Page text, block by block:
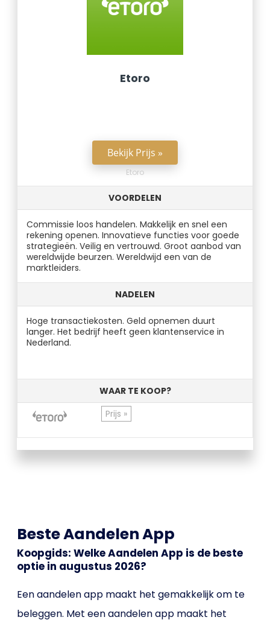
Etoro
Bekijk Prijs »
Etoro
VOORDELEN
Commissie loos handelen. Makkelijk en snel een
rekening openen. Innovatieve functies voor goede
strategieën. Veilig en vertrouwd. Groot aanbod van
wereldwijde beurzen. Wereldwijd een van de
marktleiders.
NADELEN
Hoge transactiekosten. Geld opnemen duurt
langer. Het bedrijf heeft geen klantenservice in
Nederland.
WAAR TE KOOP?
Prijs »
Beste Aandelen App
Koopgids: Welke Aandelen App is de beste
optie in augustus 2026?
Een aandelen app maakt het gemakkelijk om te
beleggen. Met een aandelen app maakt het